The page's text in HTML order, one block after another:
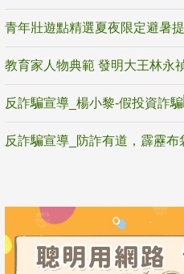
反詐騙宣導_楊小黎-假投資詐騙